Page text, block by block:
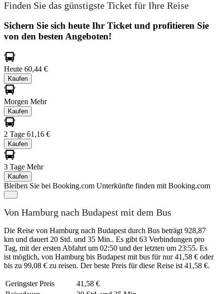
Finden Sie das günstigste Ticket für Ihre Reise
Sichern Sie sich heute Ihr Ticket und profitieren Sie
von den besten Angeboten!
Heute 60,44 €
Kaufen
Morgen Mehr
Kaufen
2 Tage 61,16 €
Kaufen
3 Tage Mehr
Kaufen
Bleiben Sie bei Booking.com Unterkünfte finden mit Booking.com
Von Hamburg nach Budapest mit dem Bus
Die Reise von Hamburg nach Budapest durch Bus beträgt 928,87
km und dauert 20 Std. und 35 Min.. Es gibt 63 Verbindungen pro
Tag, mit der ersten Abfahrt um 02:50 und der letzten um 23:55. Es
ist möglich, von Hamburg bis Budapest mit bus für nur 41,58 € oder
bis zu 99,08 € zu reisen. Der beste Preis für diese Reise ist 41,58 €.
Geringster Preis
41,58 €